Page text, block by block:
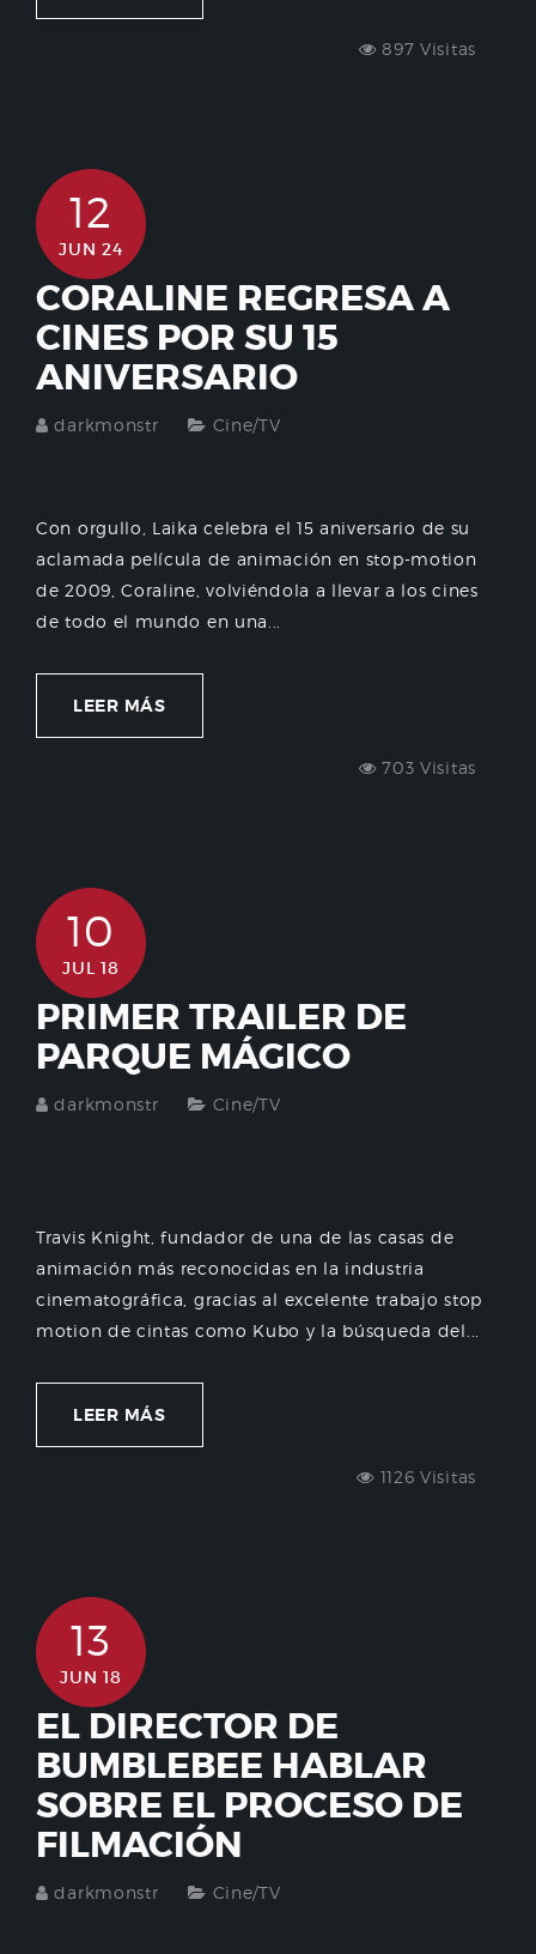
897 Visitas
12
JUN 24
CORALINE REGRESA A
CINES POR SU 15
ANIVERSARIO
darkmonstr Cine/TV
Con orgullo, Laika celebra el 15 aniversario de su
aclamada película de animación en stop-motion
de 2009, Coraline, volviéndola a llevar a los cines
de todo el mundo en una...
LEER MÁS
703 Visitas
10
JUL 18
PRIMER TRAILER DE
PARQUE MÁGICO
darkmonstr Cine/TV
Travis Knight, fundador de una de las casas de
animación más reconocidas en la industria
cinematográfica, gracias al excelente trabajo stop
motion de cintas como Kubo y la búsqueda del...
LEER MÁS
1126 Visitas
13
JUN 18
EL DIRECTOR DE
BUMBLEBEE HABLAR
SOBRE EL PROCESO DE
FILMACIÓN
darkmonstr Cine/TV